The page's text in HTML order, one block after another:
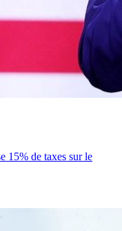
15% de taxes sur le